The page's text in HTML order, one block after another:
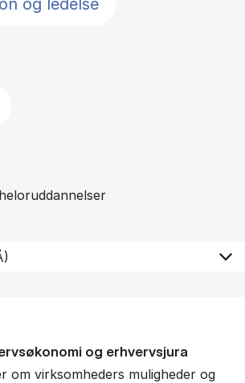
og ledelse
og erhvervs­jura
om virksomheders muligheder og